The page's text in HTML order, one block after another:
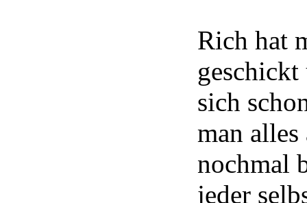
Rich hat
sich
man alles
nochmal
jeder